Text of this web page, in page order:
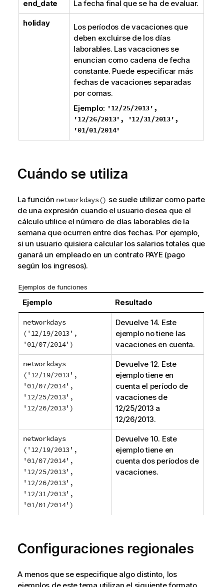
end_date La fecha final que se ha de evaluar.
holiday
Los períodos de vacaciones que
deben excluirse de los días
laborables. Las vacaciones se
enuncian como cadena de fecha
constante. Puede especificar más
fechas de vacaciones separadas
por comas.
Ejemplo: '12/25/2013',
'12/26/2013', '12/31/2013',
'01/01/2014'
Cuándo se utiliza
La función networkdays() se suele utilizar como parte
de una expresión cuando el usuario desea que el
cálculo utilice el número de días laborables de la
semana que ocurren entre dos fechas. Por ejemplo,
si un usuario quisiera calcular los salarios totales que
ganará un empleado en un contrato PAYE (pago
según los ingresos).
Ejemplos de funciones
Ejemplo Resultado
networkdays
('12/19/2013',
'01/07/2014')
Devuelve 14. Este
ejemplo no tiene las
vacaciones en cuenta.
networkdays
('12/19/2013',
'01/07/2014',
'12/25/2013',
'12/26/2013')
Devuelve 12. Este
ejemplo tiene en
cuenta el período de
vacaciones de
12/25/2013 a
12/26/2013.
networkdays
('12/19/2013',
'01/07/2014',
'12/25/2013',
'12/26/2013',
'12/31/2013',
'01/01/2014')
Devuelve 10. Este
ejemplo tiene en
cuenta dos períodos de
vacaciones.
Configuraciones regionales
A menos que se especifique algo distinto, los
ejemplos de este tema utilizan el siguiente formato